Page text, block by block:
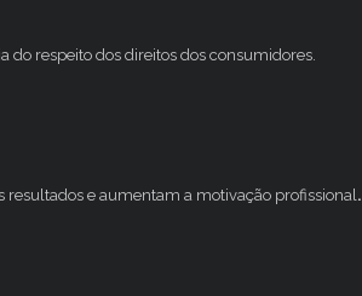
do respeito dos direitos dos consumidores.
resultados e aumentam a motivação profissional.